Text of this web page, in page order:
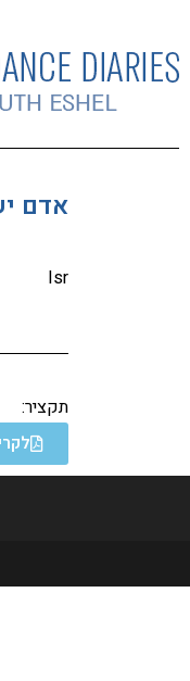
אדם
Isr
תקציר: